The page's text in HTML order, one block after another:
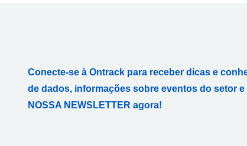
Conecte-se à Ontrack para receber dicas e
de dados, informações sobre eventos do setor
NOSSA NEWSLETTER agora!